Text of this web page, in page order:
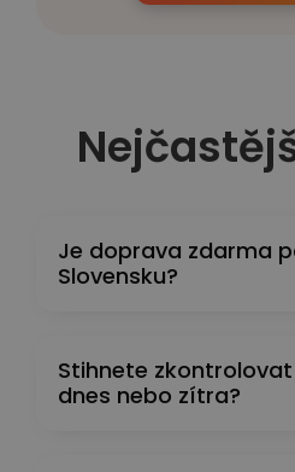
Je doprava zdarma
Slovensku?
Stihnete
dnes nebo zítra?